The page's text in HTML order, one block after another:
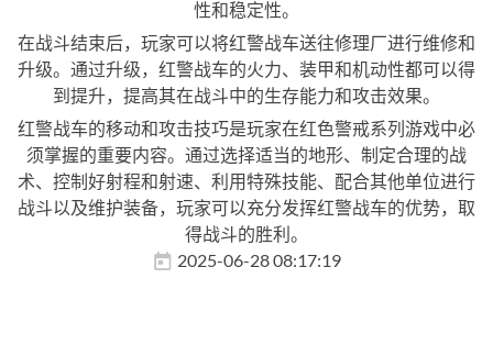
性和稳定性。
在战斗结束后，玩家可以将红警战车送往修理厂进行维修和
升级。通过升级，红警战车的火力、装甲和机动性都可以得
到提升，提高其在战斗中的生存能力和攻击效果。
红警战车的移动和攻击技巧是玩家在红色警戒系列游戏中必
须掌握的重要内容。通过选择适当的地形、制定合理的战
术、控制好射程和射速、利用特殊技能、配合其他单位进行
战斗以及维护装备，玩家可以充分发挥红警战车的优势，取
得战斗的胜利。
2025-06-28 08:17:19